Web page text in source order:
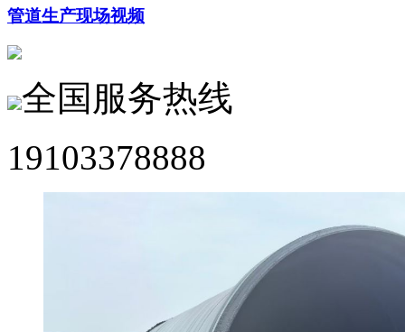
管道生产现场视频
全国服务热线
19103378888